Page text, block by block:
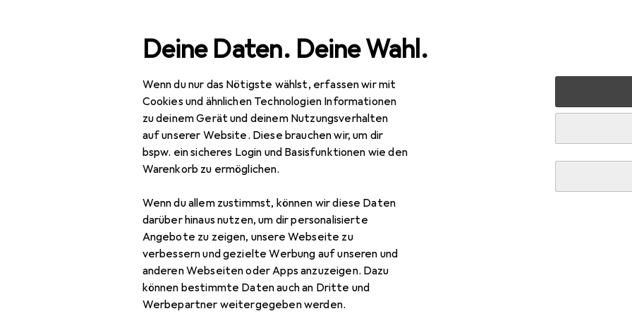
Deine Daten. Deine Wahl.
Wenn du nur das Nötigste wählst, erfassen wir mit
Cookies und ähnlichen Technologien Informationen
zu deinem Gerät und deinem Nutzungsverhalten
auf unserer Website. Diese brauchen wir, um dir
bspw. ein sicheres Login und Basisfunktionen wie den
Warenkorb zu ermöglichen.
Wenn du allem zustimmst, können wir diese Daten
darüber hinaus nutzen, um dir personalisierte
Angebote zu zeigen, unsere Webseite zu
verbessern und gezielte Werbung auf unseren und
anderen Webseiten oder Apps anzuzeigen. Dazu
können bestimmte Daten auch an Dritte und
Werbepartner weitergegeben werden.
Navigation nach Kategorien Gesamtsortiment Mode Alles in Mode Geox